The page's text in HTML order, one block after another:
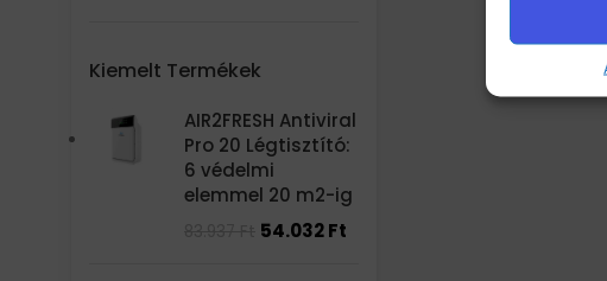
Kiemelt Termékek
AIR2FRESH Antiviral
Pro 20 Légtisztító:
6 védelmi
elemmel 20 m2-ig
54.032Ft